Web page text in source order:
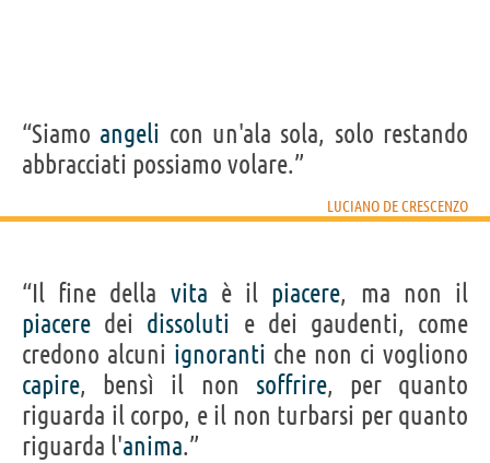
“Siamo angeli con un'ala sola, solo restando
abbracciati possiamo volare.”
LUCIANO DE CRESCENZO
“Il fine della vita è il piacere, ma non il
piacere dei dissoluti e dei gaudenti, come
credono alcuni ignoranti che non ci vogliono
capire, bensì il non soffrire, per quanto
riguarda il corpo, e il non turbarsi per quanto
riguarda l'anima.”